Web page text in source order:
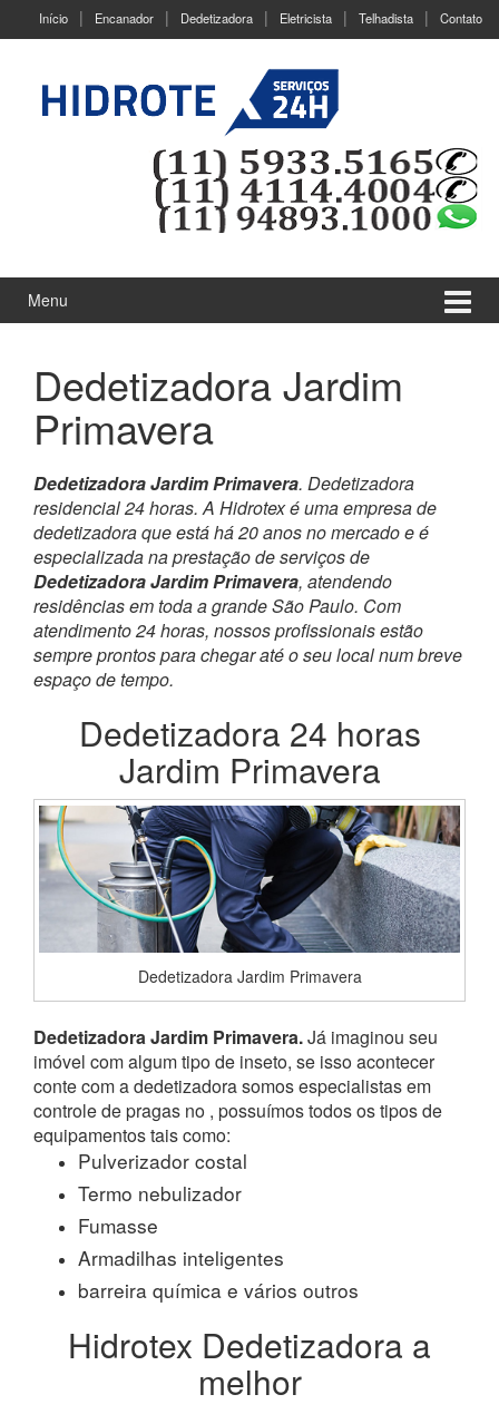
Início Encanador Dedetizadora Eletricista Telhadista Contato
Menu
Dedetizadora Jardim
Primavera
Dedetizadora Jardim Primavera. Dedetizadora
residencial 24 horas. A Hidrotex é uma empresa de
dedetizadora que está há 20 anos no mercado e é
especializada na prestação de serviços de
Dedetizadora Jardim Primavera, atendendo
residências em toda a grande São Paulo. Com
atendimento 24 horas, nossos profissionais estão
sempre prontos para chegar até o seu local num breve
espaço de tempo.
Dedetizadora 24 horas
Jardim Primavera
Dedetizadora Jardim Primavera
Dedetizadora Jardim Primavera.Já imaginou seu
imóvel com algum tipo de inseto, se isso acontecer
conte com a dedetizadora somos especialistas em
controle de pragas no , possuímos todos os tipos de
equipamentos tais como:
Pulverizador costal
Termo nebulizador
Fumasse
Armadilhas inteligentes
barreira química e vários outros
Hidrotex Dedetizadora a
melhor